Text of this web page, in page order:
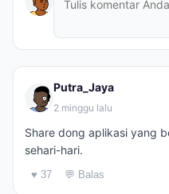
Putra_Jaya
2 minggu lalu
Share dong aplikasi yang
sehari-hari.
♥ 37 💬 Balas